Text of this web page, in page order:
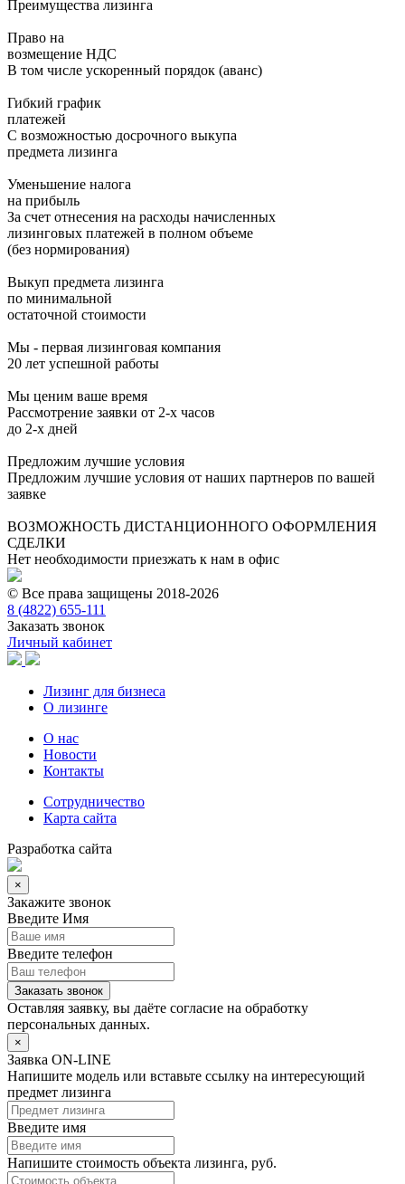
Преимущества лизинга
Право на
возмещение НДС
В том числе ускоренный порядок (аванс)
Гибкий график
платежей
С возможностью досрочного выкупа
предмета лизинга
Уменьшение налога
на прибыль
За счет отнесения на расходы начисленных
лизинговых платежей в полном объеме
(без нормирования)
Выкуп предмета лизинга
по минимальной
остаточной стоимости
Мы - первая лизинговая компания
20 лет успешной работы
Мы ценим ваше время
Рассмотрение заявки от 2-х часов
до 2-х дней
Предложим лучшие условия
Предложим лучшие условия от наших партнеров по вашей
заявке
ВОЗМОЖНОСТЬ ДИСТАНЦИОННОГО ОФОРМЛЕНИЯ
СДЕЛКИ
Нет необходимости приезжать к нам в офис
© Все права защищены 2018-2026
8 (4822) 655-111
Заказать звонок
Личный кабинет
Лизинг для бизнеса
О лизинге
О нас
Новости
Контакты
Сотрудничество
Карта сайта
Разработка сайта
×
Закажите звонок
Введите Имя
Введите телефон
Заказать звонок
Оставляя заявку, вы даёте согласие на обработку
персональных данных.
×
Заявка ON-LINE
Напишите модель или вставьте ссылку на интересующий
предмет лизинга
Введите имя
Напишите стоимость объекта лизинга, руб.